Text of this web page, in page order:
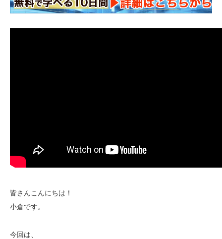
皆さんこんにちは！
小倉です。
今回は、